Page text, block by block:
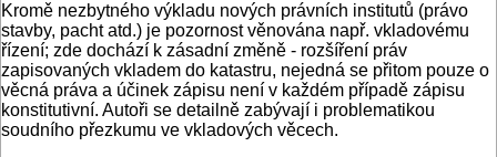
Kromě nezbytného výkladu nových právních institutů (právo
stavby, pacht atd.) je pozornost věnována např. vkla­dovému
řízení; zde dochází k zásadní změně - rozšíření práv
zapisovaných vkladem do katastru, nejedná se při­tom pouze o
věcná práva a účinek zá­pisu není v každém případě zápisu
kon­stitutivní. Autoři se detailně zabývají i problematikou
soudního přezkumu ve vkladových věcech.